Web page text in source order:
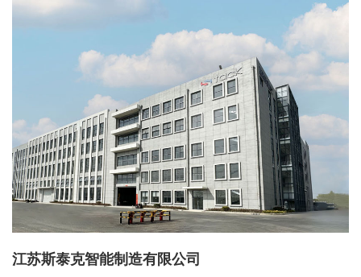
江苏斯泰克智能制造有限公司